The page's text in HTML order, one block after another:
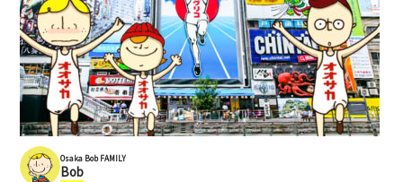
Osaka Bob FAMILY
Bob